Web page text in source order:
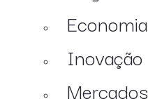
Economia
Inovação
Mercados